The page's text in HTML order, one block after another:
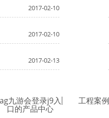
2017-02-10
2017-02-10
2017-02-13
ag九游会登录j9入
口的产品中心
工程案例